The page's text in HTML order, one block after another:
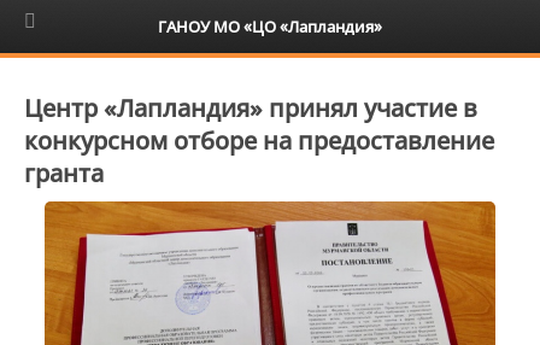
6+
Центр «Лапландия» принял участие в
конкурсном отборе на предоставление
гранта
ГАНОУ МО «ЦО «Лапландия»